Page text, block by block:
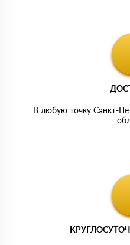
В любую точку Санкт-